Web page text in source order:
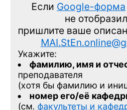
Если Google-форма
не
пришлите ваше
Укажите:
фамилию, имя и
преподавателя
(хотя бы фамилию и
номер его/её
(см. факультеты и